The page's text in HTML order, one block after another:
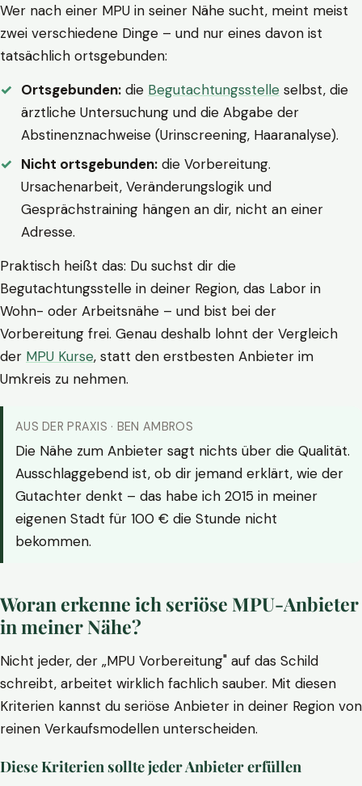
Wer nach einer MPU in seiner Nähe sucht, meint meist
zwei verschiedene Dinge – und nur eines davon ist
tatsächlich ortsgebunden:
Ortsgebunden: die Begutachtungsstelle selbst, die
ärztliche Untersuchung und die Abgabe der
Abstinenznachweise (Urinscreening, Haaranalyse).
Nicht ortsgebunden: die Vorbereitung.
Ursachenarbeit, Veränderungslogik und
Gesprächstraining hängen an dir, nicht an einer
Adresse.
Praktisch heißt das: Du suchst dir die
Begutachtungsstelle in deiner Region, das Labor in
Wohn- oder Arbeitsnähe – und bist bei der
Vorbereitung frei. Genau deshalb lohnt der Vergleich
der MPU Kurse, statt den erstbesten Anbieter im
Umkreis zu nehmen.
AUS DER PRAXIS · BEN AMBROS
Die Nähe zum Anbieter sagt nichts über die Qualität.
Ausschlaggebend ist, ob dir jemand erklärt, wie der
Gutachter denkt – das habe ich 2015 in meiner
eigenen Stadt für 100 € die Stunde nicht
bekommen.
Woran erkenne ich seriöse MPU-Anbieter
in meiner Nähe?
Nicht jeder, der „MPU Vorbereitung" auf das Schild
schreibt, arbeitet wirklich fachlich sauber. Mit diesen
Kriterien kannst du seriöse Anbieter in deiner Region von
reinen Verkaufsmodellen unterscheiden.
Diese Kriterien sollte jeder Anbieter erfüllen